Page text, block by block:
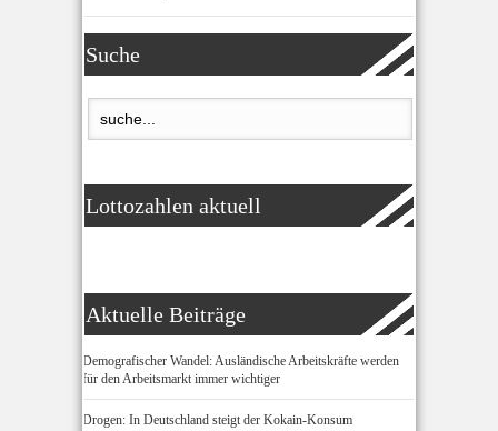
Suche
Lottozahlen aktuell
Aktuelle Beiträge
Demografischer Wandel: Ausländische Arbeitskräfte werden
für den Arbeitsmarkt immer wichtiger
Drogen: In Deutschland steigt der Kokain-Konsum